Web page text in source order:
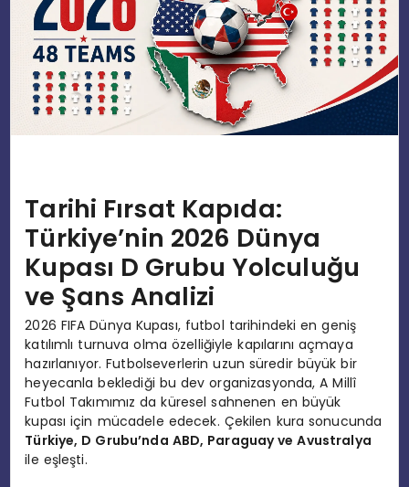
YAŞAM
Tarihi Fırsat Kapıda:
Türkiye’nin 2026 Dünya
Kupası D Grubu Yolculuğu
ve Şans Analizi
2026 FIFA Dünya Kupası, futbol tarihindeki en geniş
katılımlı turnuva olma özelliğiyle kapılarını açmaya
hazırlanıyor. Futbolseverlerin uzun süredir büyük bir
heyecanla beklediği bu dev organizasyonda, A Millî
Futbol Takımımız da küresel sahnenen en büyük
kupası için mücadele edecek. Çekilen kura sonucunda
Türkiye, D Grubu’nda ABD, Paraguay ve Avustralya
ile eşleşti.